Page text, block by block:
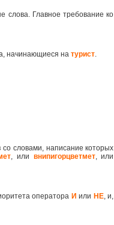
слова. Главное требование ко
начинающиеся натурист.
словами, написание которых
, или внипигорцветмет, или
оператора И или НЕ, и,